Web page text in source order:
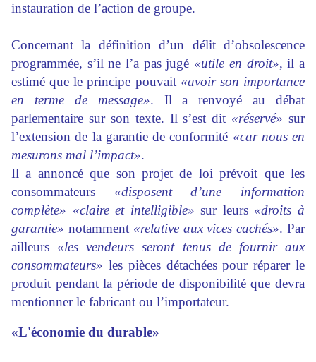
instauration de l’action de groupe.
Concernant la définition d’un délit d’obsolescence
programmée, s’il ne l’a pas jugé «utile en droit», il a
estimé que le principe pouvait «avoir son importance
en terme de message». Il a renvoyé au débat
parlementaire sur son texte. Il s’est dit «réservé» sur
l’extension de la garantie de conformité «car nous en
mesurons mal l’impact».
Il a annoncé que son projet de loi prévoit que les
consommateurs «disposent d’une information
complète» «claire et intelligible» sur leurs «droits à
garantie» notamment «relative aux vices cachés». Par
ailleurs «les vendeurs seront tenus de fournir aux
consommateurs» les pièces détachées pour réparer le
produit pendant la période de disponibilité que devra
mentionner le fabricant ou l’importateur.
«L'économie du durable»